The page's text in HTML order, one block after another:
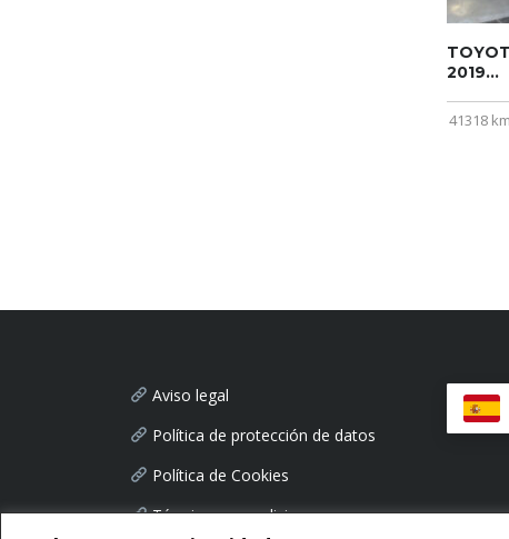
2019...
41318 km
Aviso legal
Política de protección de datos
Política de Cookies
Términos y condiciones